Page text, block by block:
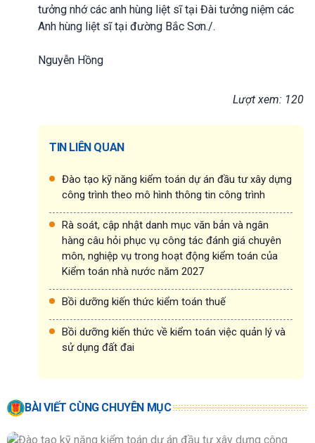
tưởng nhớ các anh hùng liệt sĩ tại Đài tưởng niệm các
Anh hùng liệt sĩ tại đường Bắc Sơn./.
Nguyễn Hồng
Lượt xem: 120
TIN LIÊN QUAN
Đào tạo kỹ năng kiểm toán dự án đầu tư xây dựng
công trình theo mô hình thông tin công trình
Rà soát, cập nhật danh mục văn bản và ngân
hàng câu hỏi phục vụ công tác đánh giá chuyên
môn, nghiệp vụ trong hoạt động kiểm toán của
Kiểm toán nhà nước năm 2027
Bồi dưỡng kiến thức kiểm toán thuế
Bồi dưỡng kiến thức về kiểm toán việc quản lý và
sử dụng đất đai
BÀI VIẾT CÙNG CHUYÊN MỤC